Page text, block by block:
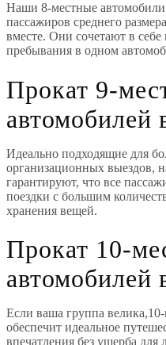
Наши 8-местные
пассажиров среднего
вместе. Они сочетают в
пребывания в одном
Прокат 9-
автомобилей
Идеально подходящие для
организационных выездов,
гарантируют, что все
поездки с большим
хранения вещей.
Прокат 10-
автомобилей
Если ваша группа
обеспечит идеальное
впечатления без ущерба для